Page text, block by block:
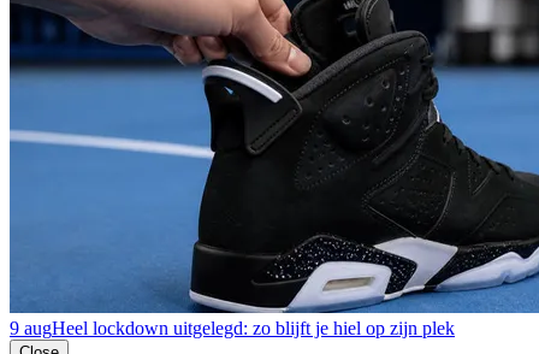
9 augHeel lockdown uitgelegd: zo blijft je hiel op zijn plek